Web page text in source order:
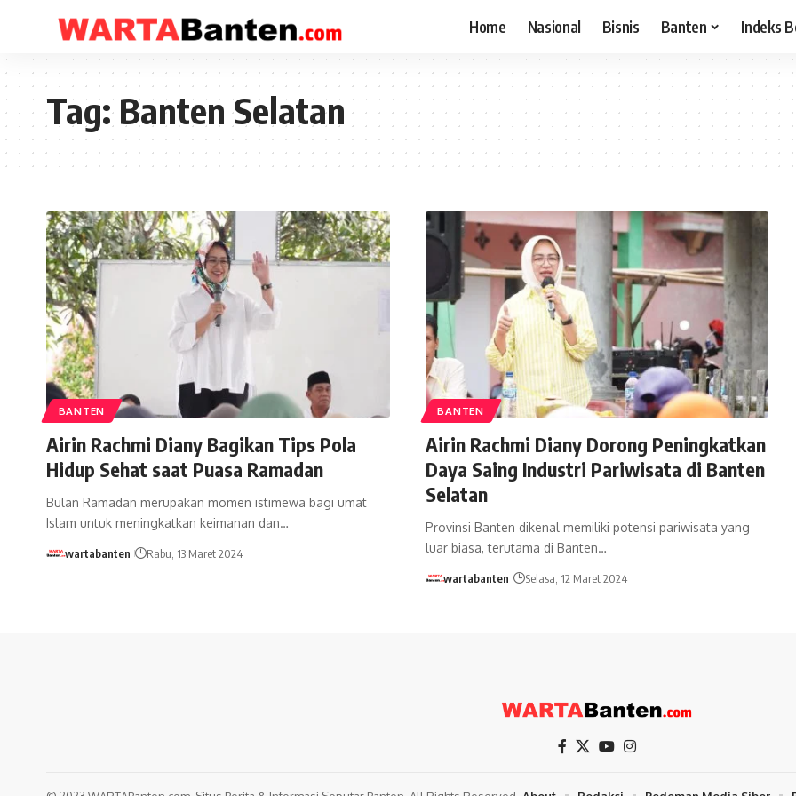
Home Nasional Bisnis Banten Indeks
Tag:Banten Selatan
BANTEN
Airin Rachmi Diany Bagikan Tips Pola
Hidup Sehat saat Puasa Ramadan
Bulan Ramadan merupakan momen istimewa bagi umat
Islam untuk meningkatkan keimanan dan…
wartabanten Rabu, 13 Maret 2024
BANTEN
Airin Rachmi Diany Dorong Peningkatkan
Daya Saing Industri Pariwisata di Banten
Selatan
Provinsi Banten dikenal memiliki potensi pariwisata yang
luar biasa, terutama di Banten…
wartabanten Selasa, 12 Maret 2024